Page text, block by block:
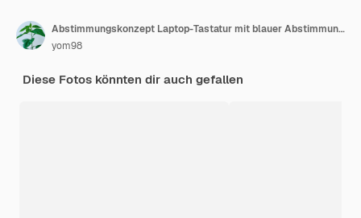
Abstimmungskonzept Laptop-Tastatur mit blauer Abstimmungstaste
yom98
Diese Fotos könnten dir auch gefallen